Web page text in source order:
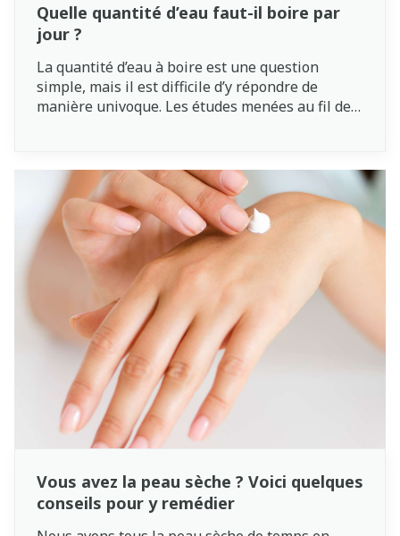
Quelle quantité d’eau faut-il boire par
jour ?
La quantité d’eau à boire est une question
simple, mais il est difficile d’y répondre de
manière univoque. Les études menées au fil des
eau dépendent de nombreux facteurs
individuels et externes. Cet article vous
permettra d’en savoir plus sur les besoins
hydriques de votre corps. Vous pourrez ainsi
mieux juger par vous-même de la quantité d’eau
que vous devez boire chaque jour.
Vous avez la peau sèche ? Voici quelques
conseils pour y remédier